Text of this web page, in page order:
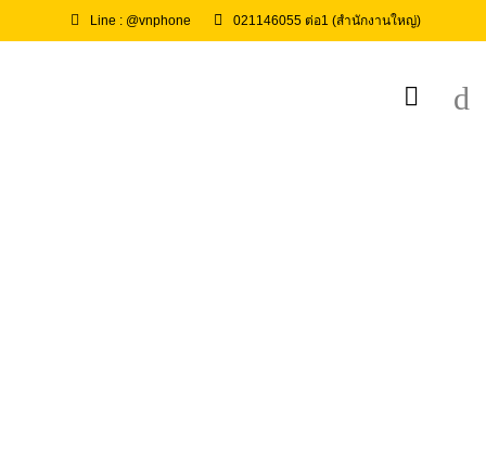
Line : @vnphone 021146055 ต่อ1 (สำนักงานใหญ่)